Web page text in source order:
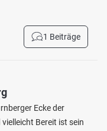
1 Beiträge
Ecke der
Bereit ist sein